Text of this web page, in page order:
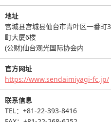
地址
宮城县宫城县仙台市青叶区一番
町大厦6楼
(公财)仙台观光国际协会内
官方网址
https://www.sendaimiyagi-fc.jp/
联系信息
TEL：+81-22-393-8416